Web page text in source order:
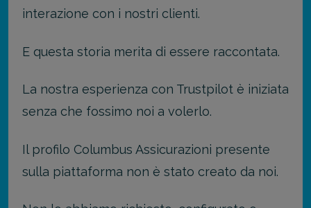
interazione con i nostri clienti.
E questa storia merita di essere raccontata.
La nostra esperienza con Trustpilot è iniziata
senza che fossimo noi a volerlo.
Il profilo Columbus Assicurazioni presente
sulla piattaforma non è stato creato da noi.